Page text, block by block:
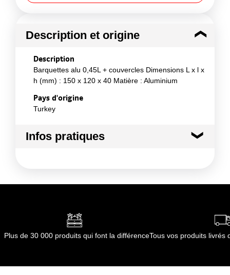
Description et origine
Description
Barquettes alu 0,45L + couvercles Dimensions L x l x
h (mm) : 150 x 120 x 40 Matière : Aluminium
Pays d'origine
Turkey
Infos pratiques
Durée totale du produit :Pas de limite d'utilisation
Opérations
Plus de 30 000 produits qui font la différenceTous vos produits livrés